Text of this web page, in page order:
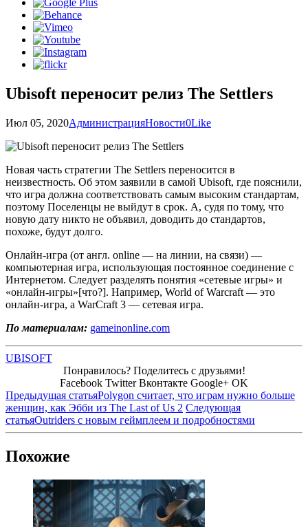
Ubisoft переносит релиз The Settlers
Июл 05, 2020АдминистрацияНовости0Like
Новая часть стратегии The Settlers переносится в
неизвестность. Об этом заявили в самой Ubisoft, где пояснили,
что игра должна соответствовать самым высоким стандартам,
поэтому Поселенцы не выйдут в срок. А, судя по тому, что
новую дату никто не объявил, доводить до стандартов,
похоже, будут долго.
Онлайн-игра (от англ. online — на линии, на связи) —
компьютерная игра, использующая постоянное соединение с
Интернетом. Следует разделять понятия «сетевые игры» и
«онлайн-игры»[что?]. Например, World of Warcraft — это
онлайн-игра, а WarCraft 3 — сетевая игра.
По материалам: gameinonline.com
UBISOFT
Понравилось? Поделитесь с друзьями!
Facebook Twitter Вконтакте Google+ OK
Предыдущая статьяPolygon считает, что играм нужно больше
женщин, как Эбби из The Last of Us 2 Следующая
статьяOutriders с новым геймплеем и подробностями
Похожие